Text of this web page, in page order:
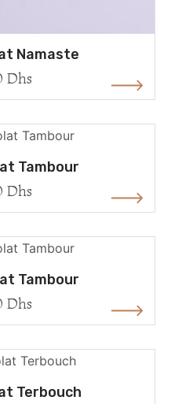
Namaste
Dhs
Tambour
Dhs
Tambour
Dhs
Terbouch